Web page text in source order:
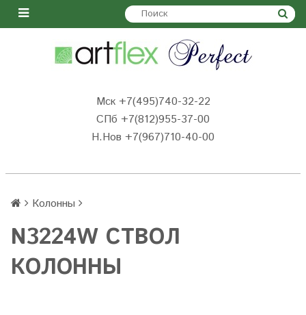
Мск +7(495)740-32-22
СПб +7(812)955-37-00
Н.Нов +7(967)710-40-00
Колонны
N3224W СТВОЛ
КОЛОННЫ